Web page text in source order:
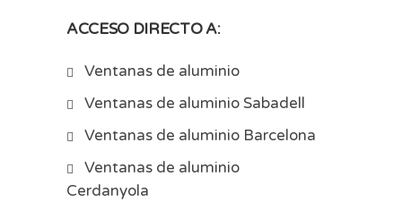
ACCESO DIRECTO A:
Ventanas de aluminio
Ventanas de aluminio Sabadell
Ventanas de aluminio Barcelona
Ventanas de aluminio
Cerdanyola